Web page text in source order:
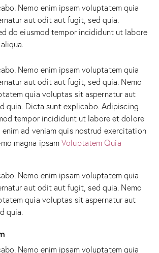
Nemo enim ipsam voluptatem quia
aut odit aut fugit, sed quia.
do eiusmod tempor incididunt ut labore
Nemo enim ipsam voluptatem quia
aut odit aut fugit, sed quia. Nemo
quia voluptas sit aspernatur aut
quia. Dicta sunt explicabo. Adipiscing
tempor incididunt ut labore et dolore
enim ad veniam quis nostrud exercitation
magna ipsamVoluptatem Quia
Nemo enim ipsam voluptatem quia
aut odit aut fugit, sed quia. Nemo
quia voluptas sit aspernatur aut
quia.
Nemo enim ipsam voluptatem quia